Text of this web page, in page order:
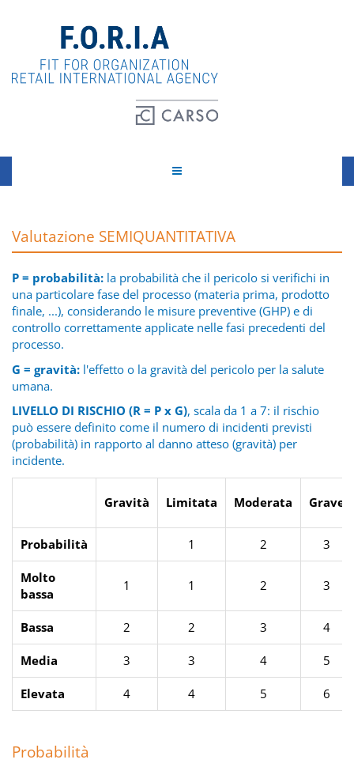
Valutazione SEMIQUANTITATIVA
P = probabilità: la probabilità che il pericolo si verifichi in
una particolare fase del processo (materia prima, prodotto
finale, ...), considerando le misure preventive (GHP) e di
controllo correttamente applicate nelle fasi precedenti del
processo.
G = gravità: l'effetto o la gravità del pericolo per la salute
umana.
LIVELLO DI RISCHIO (R = P x G), scala da 1 a 7: il rischio
può essere definito come il numero di incidenti previsti
(probabilità) in rapporto al danno atteso (gravità) per
incidente.
Gravità Limitata Moderata Grave
Probabilità 1 2 3
Molto
bassa
1 1 2 3
Bassa 2 2 3 4
Media 3 3 4 5
Elevata 4 4 5 6
Probabilità